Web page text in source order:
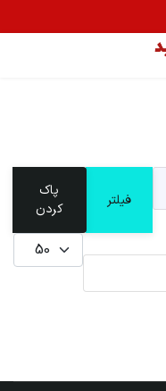
فیلتر
پاک
کردن
نمایش #